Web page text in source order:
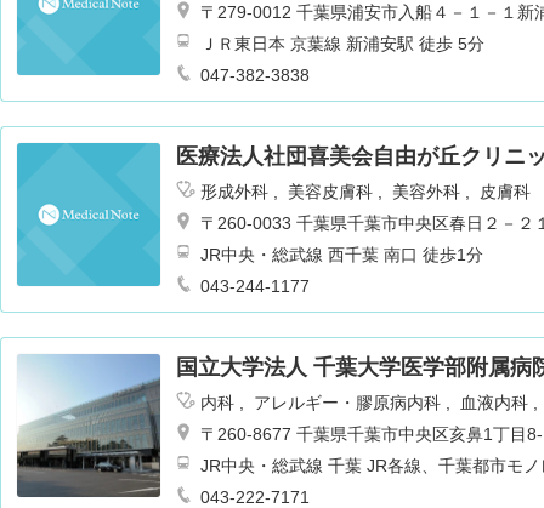
〒279-0012 千葉県浦安市入船４－１－１新
ＪＲ東日本 京葉線 新浦安駅 徒歩 5分
047-382-3838
医療法人社団喜美会自由が丘クリニ
形成外科 美容皮膚科 美容外科
皮膚科
〒260-0033 千葉県千葉市中央区春日２－２
JR中央・総武線 西千葉 南口 徒歩1分
043-244-1177
国立大学法人 千葉大学医学部附属病
内科 アレルギー・膠原病内科
血液内科
呼吸器外科
消化器外科 腎臓内科
心臓
形成外科
美容外科 皮膚科 泌尿器科
ーション科
放射線科 歯科口腔外科
麻
消化器内科
〒260-8677 千葉県千葉市中央区亥鼻1丁目
JR中央・総武線 千葉 JR各線、千葉都市
大学病院、千葉大学病院経由南矢作行き 千
043-222-7171